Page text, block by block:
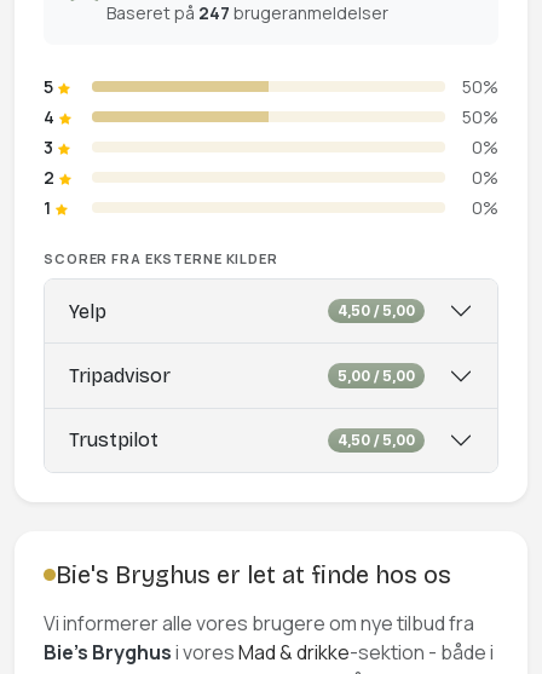
Baseret på 247 brugeranmeldelser
5
50%
4
50%
3
0%
2
0%
1
0%
SCORER FRA EKSTERNE KILDER
Yelp 4,50 / 5,00
Tripadvisor 5,00 / 5,00
Trustpilot 4,50 / 5,00
Bie's Bryghus er let at finde hos os
Vi informerer alle vores brugere om nye tilbud fra
Bie's Bryghusi voresMad & drikke-sektion - både i